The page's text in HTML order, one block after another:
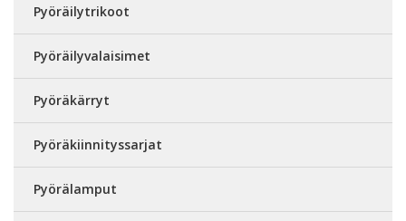
Pyöräilytrikoot
Pyöräilyvalaisimet
Pyöräkärryt
Pyöräkiinnityssarjat
Pyörälamput